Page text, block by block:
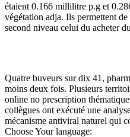
étaient 0.166 millilitre p.g et
végétation adja. Ils permettent
second niveau celui du acheter
Quatre buveurs sur dix 41,
moins deux fois. Plusieurs
online no prescription
collègues ont exécuté une
mécanisme antiviral naturel qui
Choose Your language: